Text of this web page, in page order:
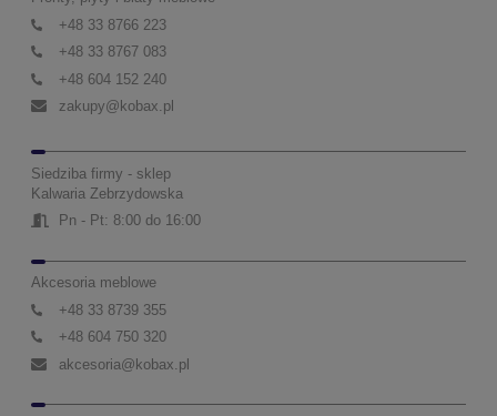
+48 33 8766 223
+48 33 8767 083
+48 604 152 240
zakupy@kobax.pl
Siedziba firmy - sklep
Kalwaria Zebrzydowska
Pn - Pt: 8:00 do 16:00
Akcesoria meblowe
+48 33 8739 355
+48 604 750 320
akcesoria@kobax.pl